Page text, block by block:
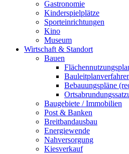
Gastronomie
Kinderspielplätze
Sporteinrichtungen
Kino
Museum
Wirtschaft & Standort
Bauen
Bebauungspläne
Baugebiete / Immobilien
Post & Banken
Breitbandausbau
Energiewende
Nahversorgung
Kiesverkauf